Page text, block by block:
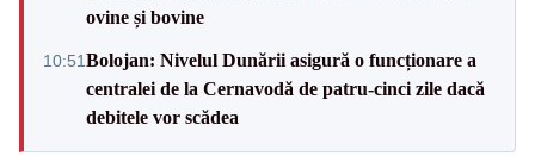
ovine și bovine
10:51Bolojan: Nivelul Dunării asigură o funcționare a
centralei de la Cernavodă de patru-cinci zile dacă
debitele vor scădea